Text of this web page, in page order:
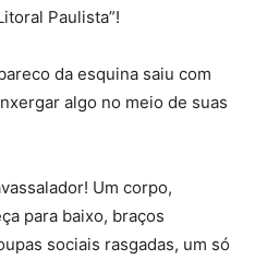
Paulista”!
da esquina saiu com
algo no meio de suas
Um corpo,
para baixo, braços
sociais rasgadas, um só